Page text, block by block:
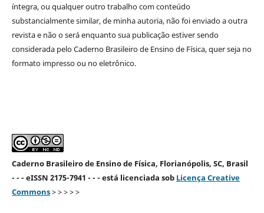
íntegra, ou qualquer outro trabalho com conteúdo
substancialmente similar, de minha autoria, não foi enviado a outra
revista e não o será enquanto sua publicação estiver sendo
considerada pelo Caderno Brasileiro de Ensino de Física, quer seja no
formato impresso ou no eletrônico.
Caderno Brasileiro de Ensino de Física, Florianópolis, SC, Brasil
- - - eISSN 2175-7941 - - - está licenciada sob Licença Creative
Commons> > > > >